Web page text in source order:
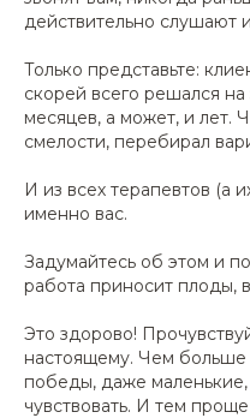
действительно слушают
Только представьте:
скорей всего решался
месяцев, а может, и лет.
смелости, перебирал
И из всех терапевтов (а
именно вас.
Задумайтесь об этом и
работа приносит плоды,
Это здорово!
настоящему. Чем больше
победы, даже
чувствовать. И тем